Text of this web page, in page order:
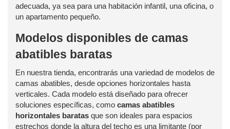
adecuada, ya sea para una habitación infantil, una oficina, o
un apartamento pequeño.
Modelos disponibles de camas
abatibles baratas
En nuestra tienda, encontrarás una variedad de modelos de
camas abatibles, desde opciones horizontales hasta
verticales. Cada modelo está diseñado para ofrecer
soluciones específicas, como camas abatibles
horizontales baratas que son ideales para espacios
estrechos donde la altura del techo es una limitante (por